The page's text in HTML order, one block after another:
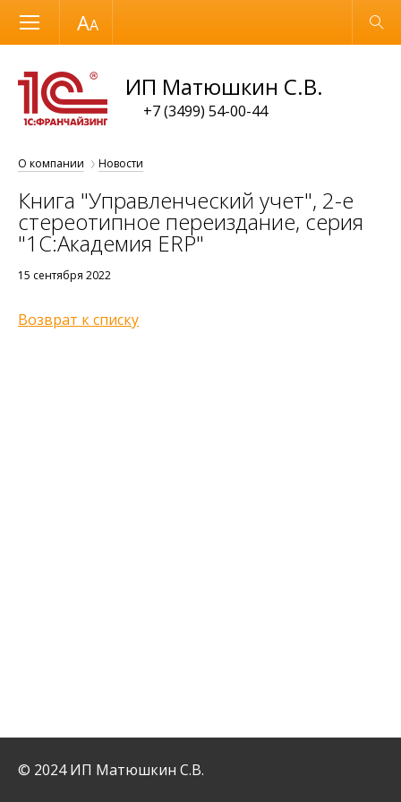
Размер шрифта Обычная версия
ИП Матюшкин С.В.
+7 (3499) 54-00-44
О компании Новости
Книга "Управленческий учет", 2-е
стереотипное переиздание, серия
"1С:Академия ERP"
15 сентября 2022
Возврат к списку
© 2024 ИП Матюшкин С.В.